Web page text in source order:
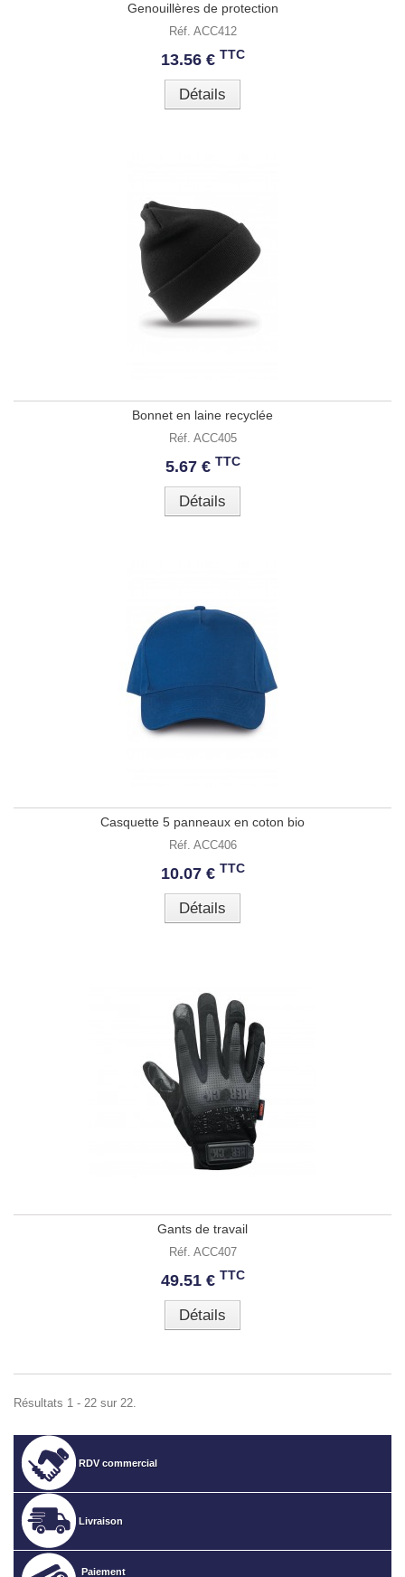
Genouillères de protection
Réf. ACC412
13.56 € TTC
Détails
Bonnet en laine recyclée
Réf. ACC405
5.67 € TTC
Détails
Casquette 5 panneaux en coton bio
Réf. ACC406
10.07 € TTC
Détails
Gants de travail
Réf. ACC407
49.51 € TTC
Détails
Résultats 1 - 22 sur 22.
RDV commercial
Livraison
Paiement